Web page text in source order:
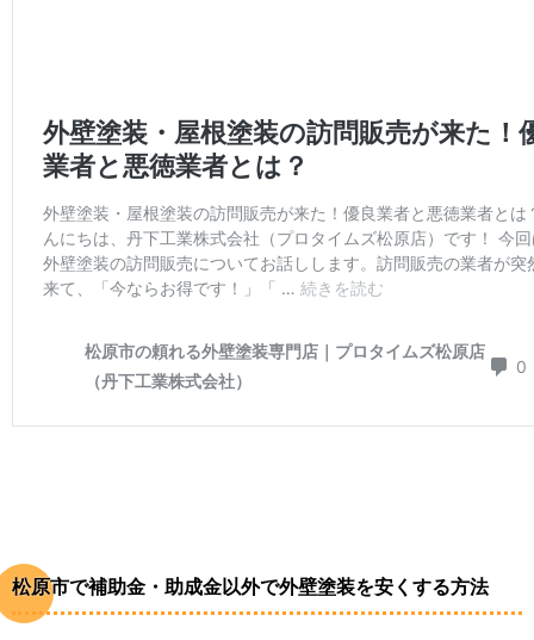
松原市で補助金・助成金以外で外壁塗装を安くする方法